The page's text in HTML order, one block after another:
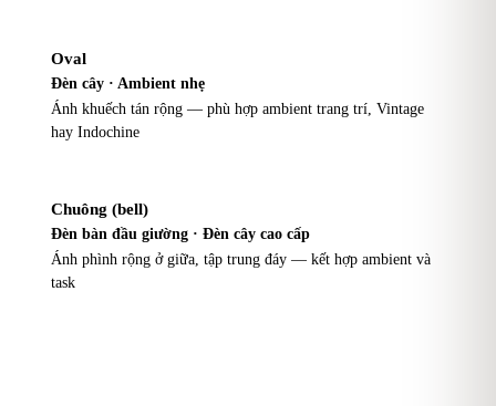
Oval
Đèn cây · Ambient nhẹ
Ánh khuếch tán rộng — phù hợp ambient trang trí, Vintage
hay Indochine
Chuông (bell)
Đèn bàn đầu giường · Đèn cây cao cấp
Ánh phình rộng ở giữa, tập trung đáy — kết hợp ambient và
task